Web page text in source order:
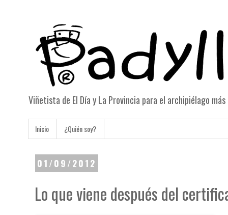
Viñetista de El Día y La Provincia para el archipiélago
Inicio ¿Quién soy?
01/09/2012
Lo que viene después del